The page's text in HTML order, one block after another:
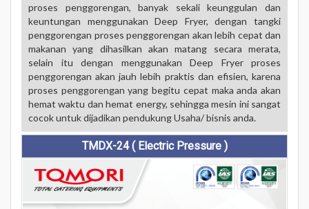
proses penggorengan, banyak sekali keunggulan dan
keuntungan menggunakan Deep Fryer, dengan tangki
penggorengan proses penggorengan akan lebih cepat dan
makanan yang dihasilkan akan matang secara merata,
selain itu dengan menggunakan Deep Fryer proses
penggorengan akan jauh lebih praktis dan efisien, karena
proses penggorengan yang begitu cepat maka anda akan
hemat waktu dan hemat energy, sehingga mesin ini sangat
cocok untuk dijadikan pendukung Usaha/ bisnis anda.
TMDX-24 ( Electric Pressure )